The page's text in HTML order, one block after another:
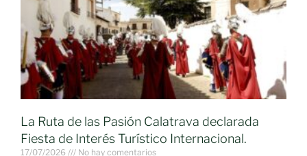
La Ruta de las Pasión Calatrava declarada
Fiesta de Interés Turístico Internacional.
17/07/2026 No hay comentarios